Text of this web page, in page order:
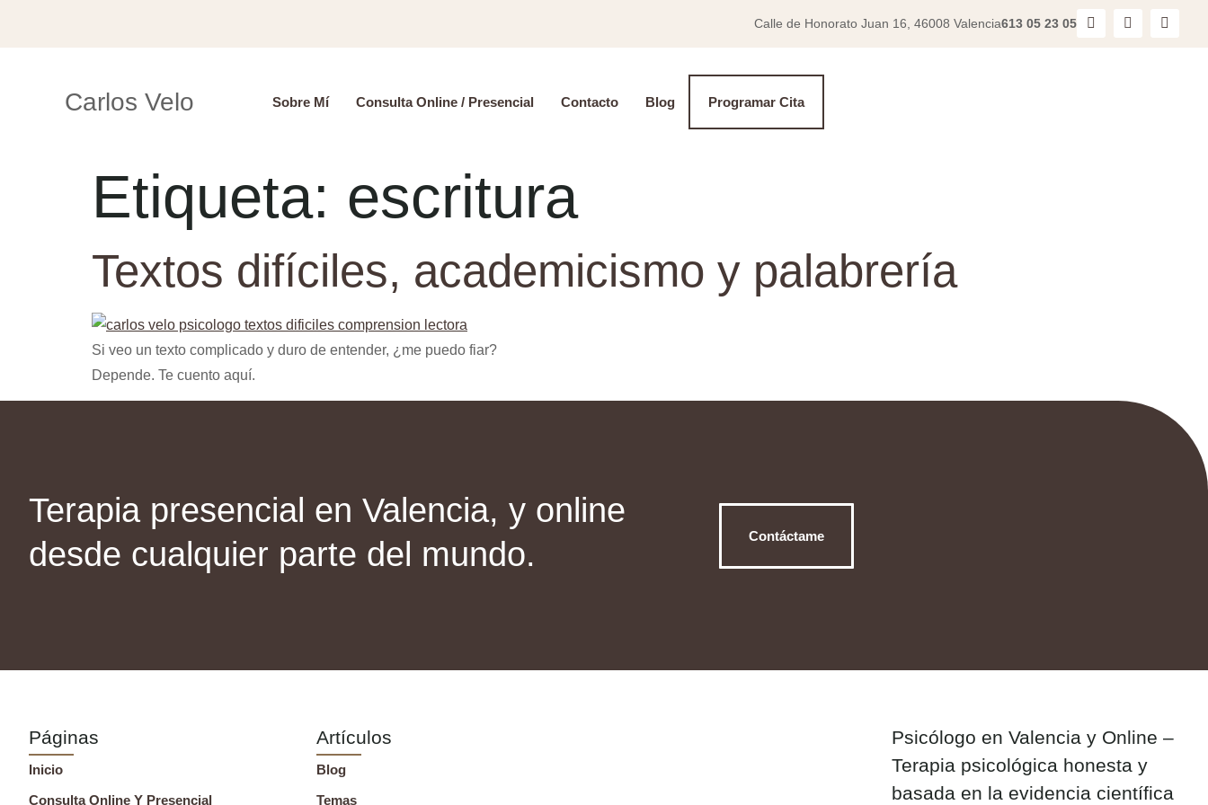
Calle de Honorato Juan 16, 46008 Valencia613 05 23 05
Carlos Velo Sobre Mí Consulta Online / Presencial Contacto Blog Programar Cita
Etiqueta: escritura
Textos difíciles, academicismo y palabrería
Si veo un texto complicado y duro de entender, ¿me puedo fiar?
Depende. Te cuento aquí.
Terapia presencial en Valencia, y online
desde cualquier parte del mundo.
Contáctame
Páginas
Inicio
Consulta Online Y Presencial
Artículos
Blog
Temas
Psicólogo en Valencia y Online –
Terapia psicológica honesta y
basada en la evidencia científica